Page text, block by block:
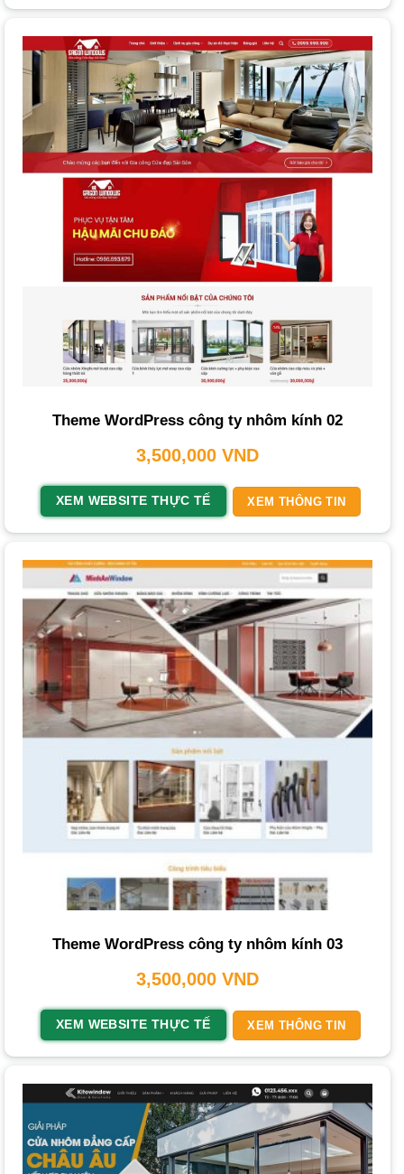
Những Tính Năng Cần Có Của Một Website
Nhôm Kính Hiệu Quả
Để một trang web nhôm kính hoạt động hiệu quả, nó cần
tích hợp các tính năng quan trọng sau đây.
Xem thêmCác loại website phổ biến hiện nay và ưu nhược
Giao Diện Chuyên Nghiệp và Thân Thiện Người Dùng
Website cần có giao diện hoàn hảo, hài hòa, làm nổi bật
thông tin quan trọng. Giao diện phải dễ sử dụng và tương
thích với mọi thiết bị (PC, tablet, smartphone) để đảm bảo
trải nghiệm người dùng tốt nhất.
Hiển Thị Sản Phẩm Đa Dạng và Chi Tiết
Cần có chức năng hiển thị sản phẩm thông minh. Phần
xem nhanh thông qua một popup hiển thị giúp người xem
không cần chuyển trang khi xem sản phẩm khác. Các chức
năng mua hàng đầy đủ như những trangthiết kế website
bán hàng
khác cũng rất cần thiết.
Website cần được thiết kế web chuẩn seovà thân thiện
với các công cụ tìm kiếm như Google, Bing, AI. Điều này
giúp website có thứ hạng cao, từ đó khách hàng dễ dàng
Hệ Thống Quản Lý Đơn Hàng và Khách Hàng
Module quản lý đơn hàng : Thống kê, tìm kiếm đơn hàng.
Module quản lý người dùng: Thêm, sửa, xóa, tìm kiếm
Module quản lý thư liên hệ: Form cho khách hàng gửi
thông tin đến quản trị viên.
Tích Hợp Mạng Xã Hội và Hỗ Trợ Trực Tuyến
Theme WordPress công ty nhôm kính 02
3,500,000 VND
XEM WEBSITE THỰC TẾ XEM THÔNG TIN
Theme WordPress công ty nhôm kính 03
3,500,000 VND
XEM WEBSITE THỰC TẾ XEM THÔNG TIN